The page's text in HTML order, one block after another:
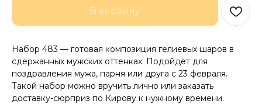
В корзину
Набор 483 — готовая композиция гелиевых шаров в
сдержанных мужских оттенках. Подойдёт для
поздравления мужа, парня или друга с 23 февраля.
Такой набор можно вручить лично или заказать
доставку-сюрприз по Кирову к нужному времени.